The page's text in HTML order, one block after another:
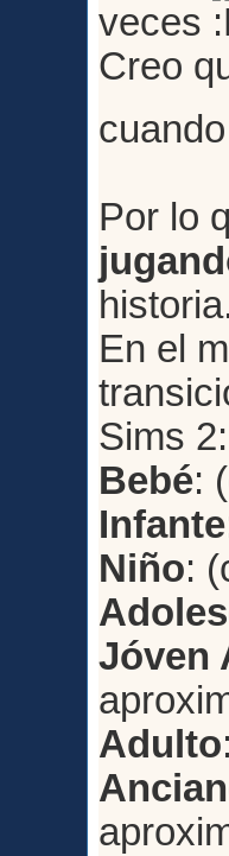
veces
Creo
Por lo
En el
Sims 2:
Bebé:
Infante
Niño:
Jóven
Adulto